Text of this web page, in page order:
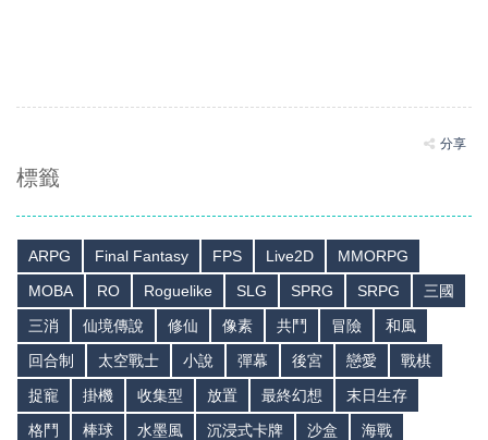
分享
標籤
ARPG Final Fantasy FPS Live2D
MMORPG
MOBA
RO Roguelike SLG SPRG SRPG
三國
三消
仙境傳說 修仙 像素 共鬥 冒險
和風
回合制
太空戰士 小說 彈幕 後宮 戀愛
戰棋
捉寵
掛機 收集型 放置 最終幻想
末日生存
格鬥
棒球 水墨風 沉浸式卡牌 沙盒
海戰